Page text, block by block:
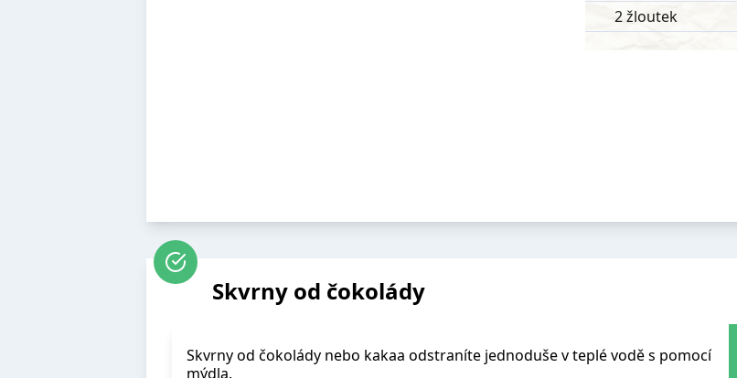
2 žloutek
Skvrny od čokolády
Skvrny od čokolády nebo kakaa odstraníte jednoduše v teplé vodě s pomocí
mýdla.